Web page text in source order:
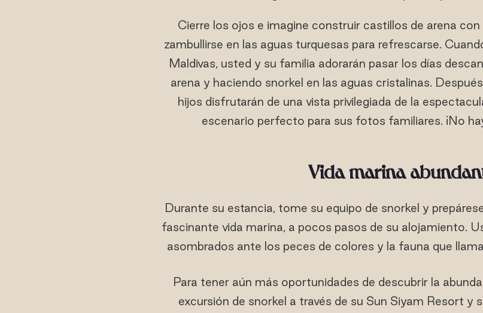
Cierre los ojos e imagine construir castillos de arena
zambullirse en las aguas turquesas para refrescarse.
Maldivas, usted y su familia adorarán pasar los días
arena y haciendo snorkel en las aguas cristalinas.
hijos disfrutarán de una vista privilegiada de la
escenario perfecto para sus fotos familiares. ¡No
Vida marina
Durante su estancia, tome su equipo de snorkel y
fascinante vida marina, a pocos pasos de su alojamiento.
asombrados ante los peces de colores y la fauna que
Para tener aún más oportunidades de descubrir la
excursión de snorkel a través de su Sun Siyam Resort y